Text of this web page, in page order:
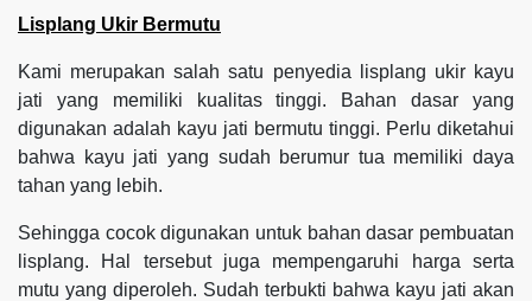
Lisplang Ukir Bermutu
Kami merupakan salah satu penyedia lisplang ukir kayu
jati yang memiliki kualitas tinggi. Bahan dasar yang
digunakan adalah kayu jati bermutu tinggi. Perlu diketahui
bahwa kayu jati yang sudah berumur tua memiliki daya
tahan yang lebih.
Sehingga cocok digunakan untuk bahan dasar pembuatan
lisplang. Hal tersebut juga mempengaruhi harga serta
mutu yang diperoleh. Sudah terbukti bahwa kayu jati akan